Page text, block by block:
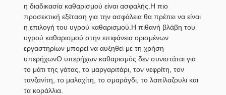
η διαδικασία καθαρισμού είναι ασφαλής.Η πιο
προσεκτική εξέταση για την ασφάλεια θα πρέπει να είναι
η επιλογή του υγρού καθαρισμού.Η πιθανή βλάβη του
υγρού καθαρισμού στην επιφάνεια ορισμένων
εργαστηρίων μπορεί να αυξηθεί με τη χρήση
υπερήχωνΟ υπερήχων καθαρισμός δεν συνιστάται για
το μάτι της γάτας, το μαργαριτάρι, τον νεφρίτη, τον
τανζανίτη, το μαλαχίτη, το σμαράγδι, το λαπίλαζουλι και
τα κοράλλια.